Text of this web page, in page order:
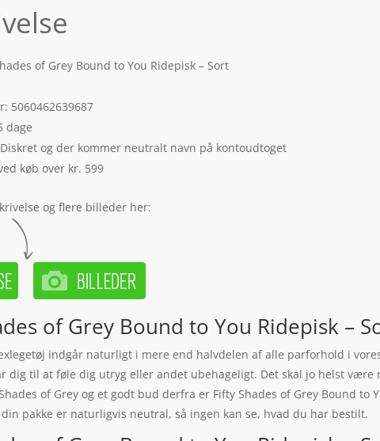
of Grey Bound to You Ridepisk – Sort
5060462639687
dage
og der kommer neutralt navn på kontoudtoget
køb over kr. 599
og flere billeder her:
of Grey Bound to You Ridepisk –
indgår naturligt i mere end halvdelen af alle parforhold i
dig til at føle dig utryg eller andet ubehageligt. Det skal jo helst
of Grey og et godt bud derfra er Fifty Shades of Grey Bound
pakke er naturligvis neutral, så ingen kan se, hvad du har bestilt.